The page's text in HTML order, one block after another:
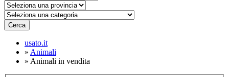
Cerca
usato.it
» Animali
» Animali in vendita